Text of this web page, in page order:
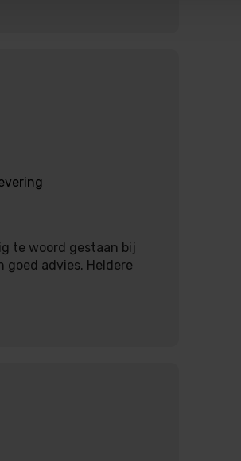
te woord gestaan bij
goed advies. Heldere